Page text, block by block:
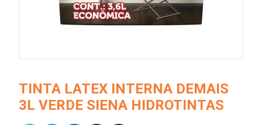
TINTA LATEX INTERNA DEMAIS
3L VERDE SIENA HIDROTINTAS